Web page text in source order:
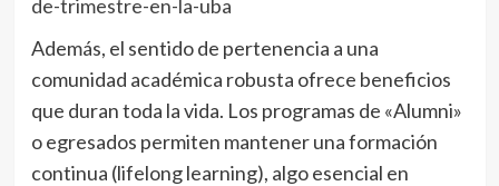
de-trimestre-en-la-uba
Además, el sentido de pertenencia a una
comunidad académica robusta ofrece beneficios
que duran toda la vida. Los programas de «Alumni»
o egresados permiten mantener una formación
continua (lifelong learning), algo esencial en